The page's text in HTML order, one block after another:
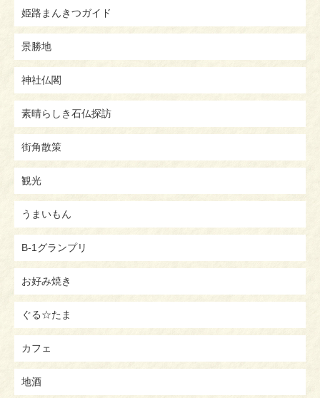
姫路まんきつガイド
景勝地
神社仏閣
素晴らしき石仏探訪
街角散策
観光
うまいもん
B-1グランプリ
お好み焼き
ぐる☆たま
カフェ
地酒